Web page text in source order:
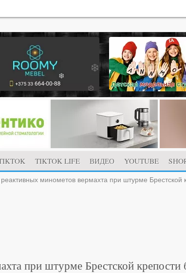
TIKTOK LIFE ВИДЕО YOUTUBE
минометов вермахта при штурме Брестской
при штурме Брестской